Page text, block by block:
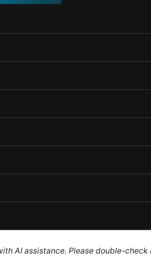
AI assistance. Please double-